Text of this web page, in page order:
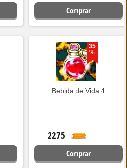
Comprar
35
%
Bebida de Vida 4
2275
Comprar